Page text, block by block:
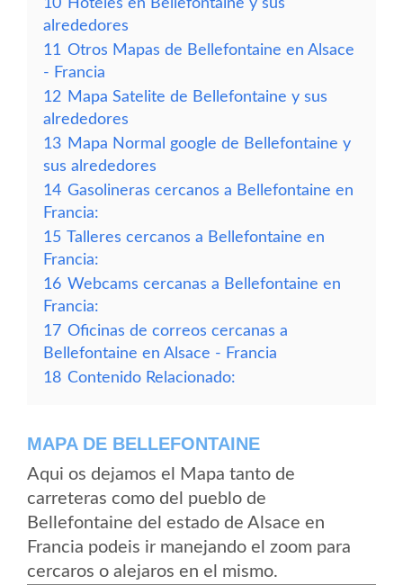
10 Hoteles en Bellefontaine y sus
alrededores
11 Otros Mapas de Bellefontaine en Alsace
- Francia
12 Mapa Satelite de Bellefontaine y sus
alrededores
13 Mapa Normal google de Bellefontaine y
sus alrededores
14 Gasolineras cercanos a Bellefontaine en
Francia:
15 Talleres cercanos a Bellefontaine en
Francia:
16 Webcams cercanas a Bellefontaine en
Francia:
17 Oficinas de correos cercanas a
Bellefontaine en Alsace - Francia
18 Contenido Relacionado:
MAPA DE BELLEFONTAINE
Aqui os dejamos el Mapa tanto de
carreteras como del pueblo de
Bellefontaine del estado de Alsace en
Francia podeis ir manejando el zoom para
cercaros o alejaros en el mismo.